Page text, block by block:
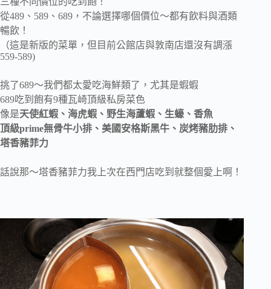
從489、589、689，不論選擇哪個價位～都有飲料與酒類
暢飲！
（這是新版的菜單，但目前公館店與敦南店還沒有調漲
559-589)
挑了689～我們都太愛吃海鮮類了，尤其是蝦蝦
689吃到飽有9種瓦崎頂級私房菜色
像是天使紅蝦、海虎蝦、野生海蘆蝦、生蠔、香魚
頂級prime無骨牛小排、美國安格斯黑牛、炭烤豬肋排、
塔香豬菲力
話說那～塔香豬菲力我上次在西門店吃到就整個愛上啊！